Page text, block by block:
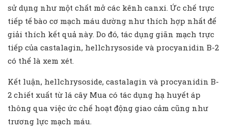
sử dụng như một chất mở các kênh canxi. Ức chế trực
tiếp tế bào cơ mạch máu dường như thích hợp nhất để
giải thích kết quả này. Do đó, tác dụng giãn mạch trực
tiếp của castalagin, hellchrysoside và procyanidin B-2
có thể là xem xét.
Kết luận, hellchrysoside, castalagin và procyanidin B-
2 chiết xuất từ lá cây Mua có tác dụng hạ huyết áp
thông qua việc ức chế hoạt động giao cảm cũng như
trương lực mạch máu.